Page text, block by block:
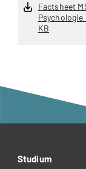
Factsheet
KB
Studium